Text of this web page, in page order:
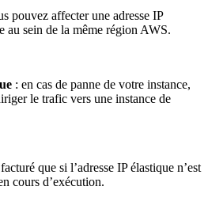
pouvez affecter une adresse IP
au sein de la même région AWS.
: en cas de panne de votre instance,
le trafic vers une instance de
que si l’adresse IP élastique n’est
cours d’exécution.